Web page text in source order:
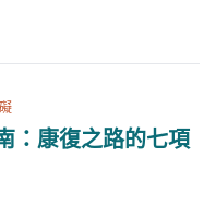
：康復之路的七項